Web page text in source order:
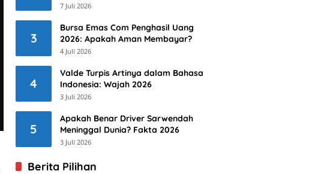
7 Juli 2026
3
Bursa Emas Com Penghasil Uang
2026: Apakah Aman Membayar?
4 Juli 2026
4
Valde Turpis Artinya dalam Bahasa
Indonesia: Wajah 2026
3 Juli 2026
5
Apakah Benar Driver Sarwendah
Meninggal Dunia? Fakta 2026
3 Juli 2026
Berita Pilihan